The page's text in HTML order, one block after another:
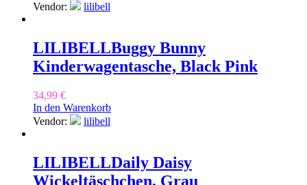
Vendor:
lilibell
LILIBELLBuggy Bunny
Kinderwagentasche, Black Pink
34,99 €
In den Warenkorb
Vendor:
lilibell
LILIBELLDaily Daisy
Wickeltäschchen, Grau